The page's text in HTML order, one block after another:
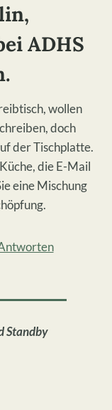
,
ADHS
wollen
doch
der Tischplatte.
die E-Mail
eine Mischung
Standby